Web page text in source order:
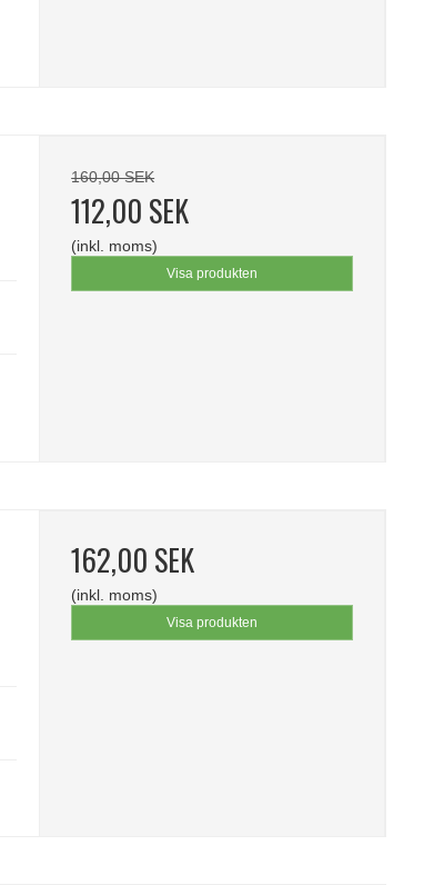
160,00 SEK
112,00 SEK
(inkl. moms)
Visa produkten
162,00 SEK
(inkl. moms)
Visa produkten